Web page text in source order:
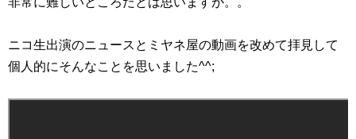
ニコ生出演のニュースとミヤネ屋の動画を改めて拝見して
個人的にそんなことを思いました^^;